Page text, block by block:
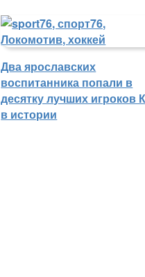
Два ярославских
воспитанника попали в
десятку лучших игроков
в истории